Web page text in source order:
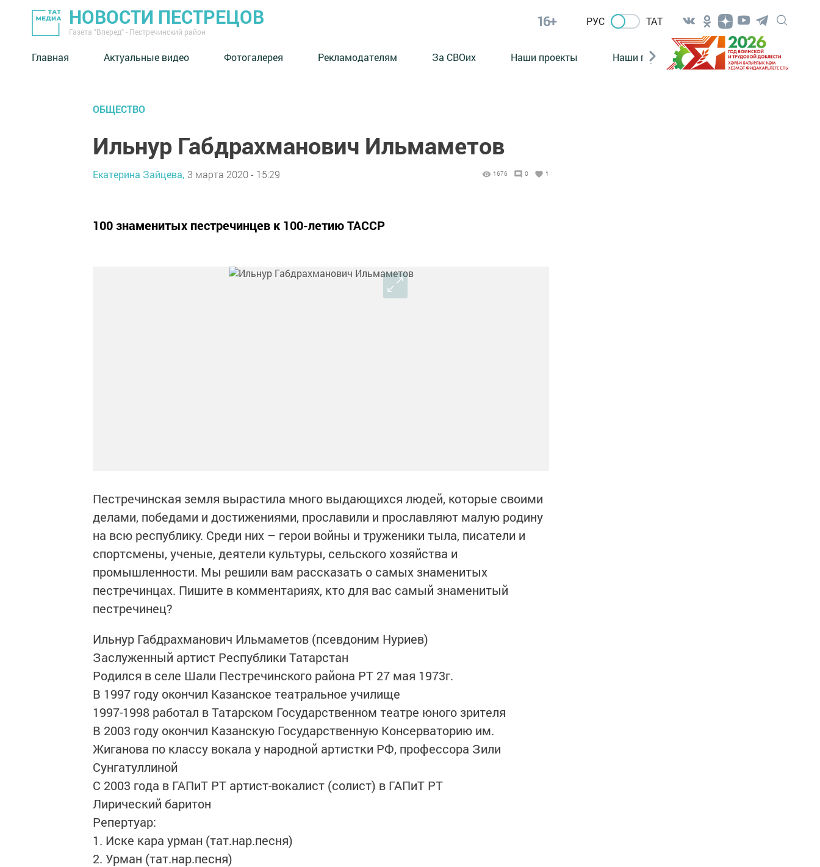
НОВОСТИ ПЕСТРЕЦОВ
Газета "Вперед" - Пестречинский район
16+ РУС ТАТ
Главная Актуальные видео Фотогалерея Рекламодателям За СВОих Наши проекты Наши герои Нормативно-правовые
ОБЩЕСТВО
Ильнур Габдрахманович Ильмаметов
Екатерина Зайцева, 3 марта 2020 - 15:29 1676 0 1
100 знаменитых пестречинцев к 100-летию ТАССР
Пестречинская земля вырастила много выдающихся людей, которые своими
делами, победами и достижениями, прославили и прославляют малую родину
на всю республику. Среди них – герои войны и труженики тыла, писатели и
спортсмены, ученые, деятели культуры, сельского хозяйства и
промышленности. Мы решили вам рассказать о самых знаменитых
пестречинцах. Пишите в комментариях, кто для вас самый знаменитый
пестречинец?
Ильнур Габдрахманович Ильмаметов (псевдоним Нуриев)
Заслуженный артист Республики Татарстан
Родился в селе Шали Пестречинского района РТ 27 мая 1973г.
В 1997 году окончил Казанское театральное училище
1997-1998 работал в Татарском Государственном театре юного зрителя
В 2003 году окончил Казанскую Государственную Консерваторию им.
Жиганова по классу вокала у народной артистки РФ, профессора Зили
Сунгатуллиной
С 2003 года в ГАПиТ РТ артист-вокалист (солист) в ГАПиТ РТ
Лирический баритон
Репертуар:
1. Иске кара урман (тат.нар.песня)
2. Урман (тат.нар.песня)